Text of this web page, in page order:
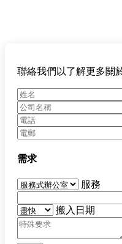
聯絡我們以了解更多關
需求
服務
搬入日期